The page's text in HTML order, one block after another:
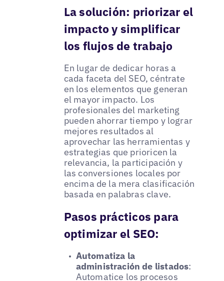
La solución: priorizar el
impacto y simplificar
los flujos de trabajo
En lugar de dedicar horas a
cada faceta del SEO, céntrate
en los elementos que generan
el mayor impacto. Los
profesionales del marketing
pueden ahorrar tiempo y lograr
mejores resultados al
aprovechar las herramientas y
estrategias que prioricen la
relevancia, la participación y
las conversiones locales por
encima de la mera clasificación
basada en palabras clave.
Pasos prácticos para
optimizar el SEO:
Automatiza la
administración de listados:
Automatice los procesos